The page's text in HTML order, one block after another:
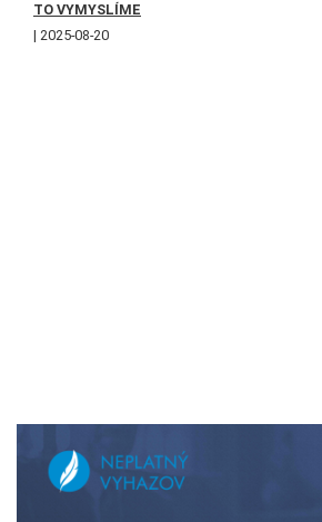
TO VYMYSLÍME
2025-08-20